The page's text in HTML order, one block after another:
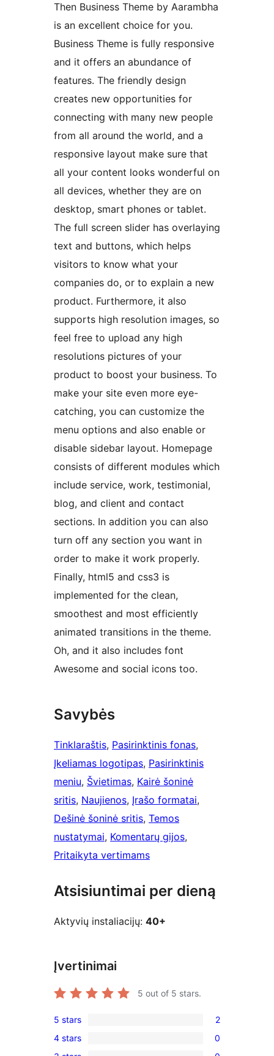
Then Business Theme by Aarambha
is an excellent choice for you.
Business Theme is fully responsive
and it offers an abundance of
features. The friendly design
creates new opportunities for
connecting with many new people
from all around the world, and a
responsive layout make sure that
all your content looks wonderful on
all devices, whether they are on
desktop, smart phones or tablet.
The full screen slider has overlaying
text and buttons, which helps
visitors to know what your
companies do, or to explain a new
product. Furthermore, it also
supports high resolution images, so
feel free to upload any high
resolutions pictures of your
product to boost your business. To
make your site even more eye-
catching, you can customize the
menu options and also enable or
disable sidebar layout. Homepage
consists of different modules which
include service, work, testimonial,
blog, and client and contact
sections. In addition you can also
turn off any section you want in
order to make it work properly.
Finally, html5 and css3 is
implemented for the clean,
smoothest and most efficiently
animated transitions in the theme.
Oh, and it also includes font
Awesome and social icons too.
Savybės
Tinklaraštis, Pasirinktinis fonas
Įkeliamas logotipas, Pasirinktinis
meniu, Švietimas, Kairė šoninė
sritis, Naujienos, Įrašo formatai
Dešinė šoninė sritis, Temos
nustatymai, Komentarų gijos
Pritaikyta vertimams
Atsisiuntimai per dieną
Aktyvių instaliacijų: 40+
Įvertinimai
5 out of 5 stars.
2
5-
5 stars 2
0
4 stars
0